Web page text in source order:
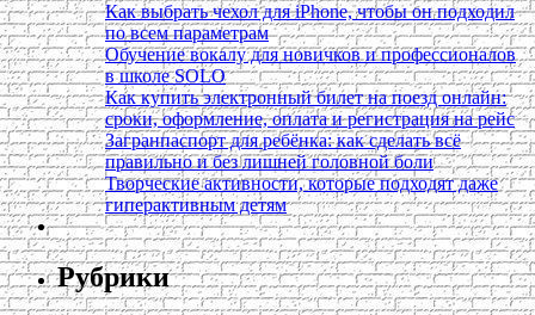
Как выбрать чехол для iPhone, чтобы он подходил
по всем параметрам
Обучение вокалу для новичков и профессионалов
в школе SOLO
Как купить электронный билет на поезд онлайн:
сроки, оформление, оплата и регистрация на рейс
Загранпаспорт для ребёнка: как сделать всё
правильно и без лишней головной боли
Творческие активности, которые подходят даже
гиперактивным детям
Рубрики